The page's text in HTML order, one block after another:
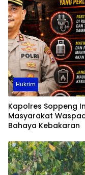
Hukrim
Kapolres Soppeng
Masyarakat
Bahaya Kebakaran